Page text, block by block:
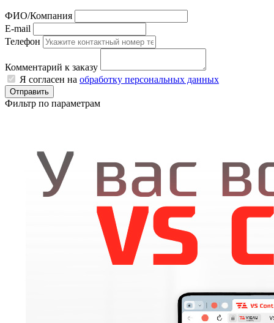
ФИО/Компания
E-mail
Телефон
Комментарий к заказу
Я согласен на обработку персональных данных
Отправить
Фильтр по параметрам